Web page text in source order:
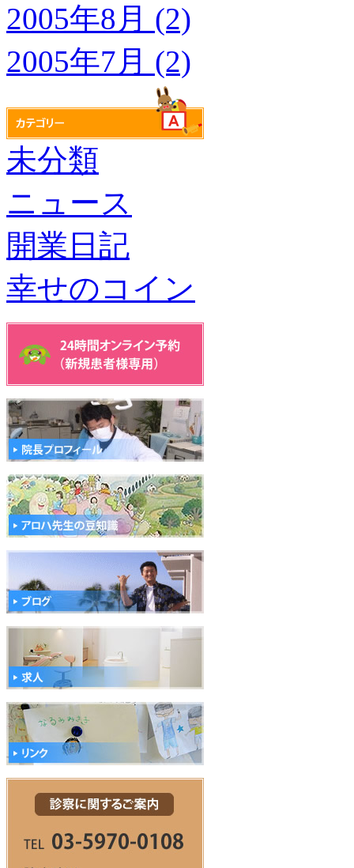
2005年8月 (2)
2005年7月 (2)
未分類
ニュース
開業日記
幸せのコイン